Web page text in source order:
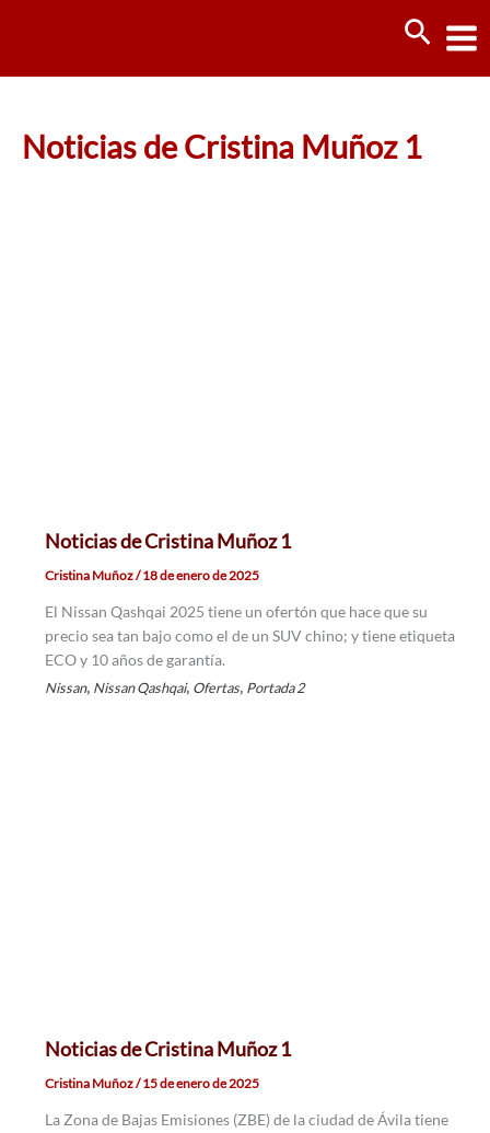
Noticias de Cristina Muñoz 1
Noticias de Cristina Muñoz 1
Cristina Muñoz/18 de enero de 2025
El Nissan Qashqai 2025 tiene un ofertón que hace que su
precio sea tan bajo como el de un SUV chino; y tiene etiqueta
ECO y 10 años de garantía.
Nissan, Nissan Qashqai, Ofertas, Portada 2
Noticias de Cristina Muñoz 1
Cristina Muñoz/15 de enero de 2025
La Zona de Bajas Emisiones (ZBE) de la ciudad de Ávila tiene